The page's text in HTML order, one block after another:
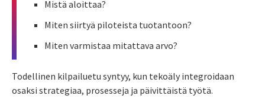
Mistä aloittaa?
Miten siirtyä piloteista tuotantoon?
Miten varmistaa mitattava arvo?
Todellinen kilpailuetu syntyy, kun tekoäly integroidaan
osaksi strategiaa, prosesseja ja päivittäistä työtä.